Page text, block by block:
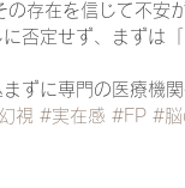
存在を信じて不安
否定せず、まずは
ずに専門の医療機関
視 #実在感 #FP #脳